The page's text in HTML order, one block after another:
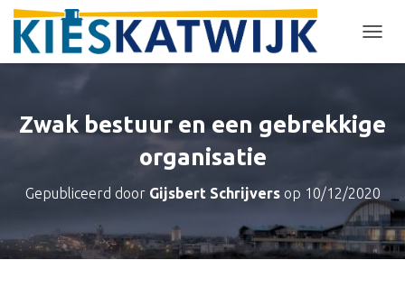
O
E
I
G
A
T
Zwak bestuur en een gebrekkige
organisatie
Gepubliceerd door Gijsbert Schrijversop 10/12/2020